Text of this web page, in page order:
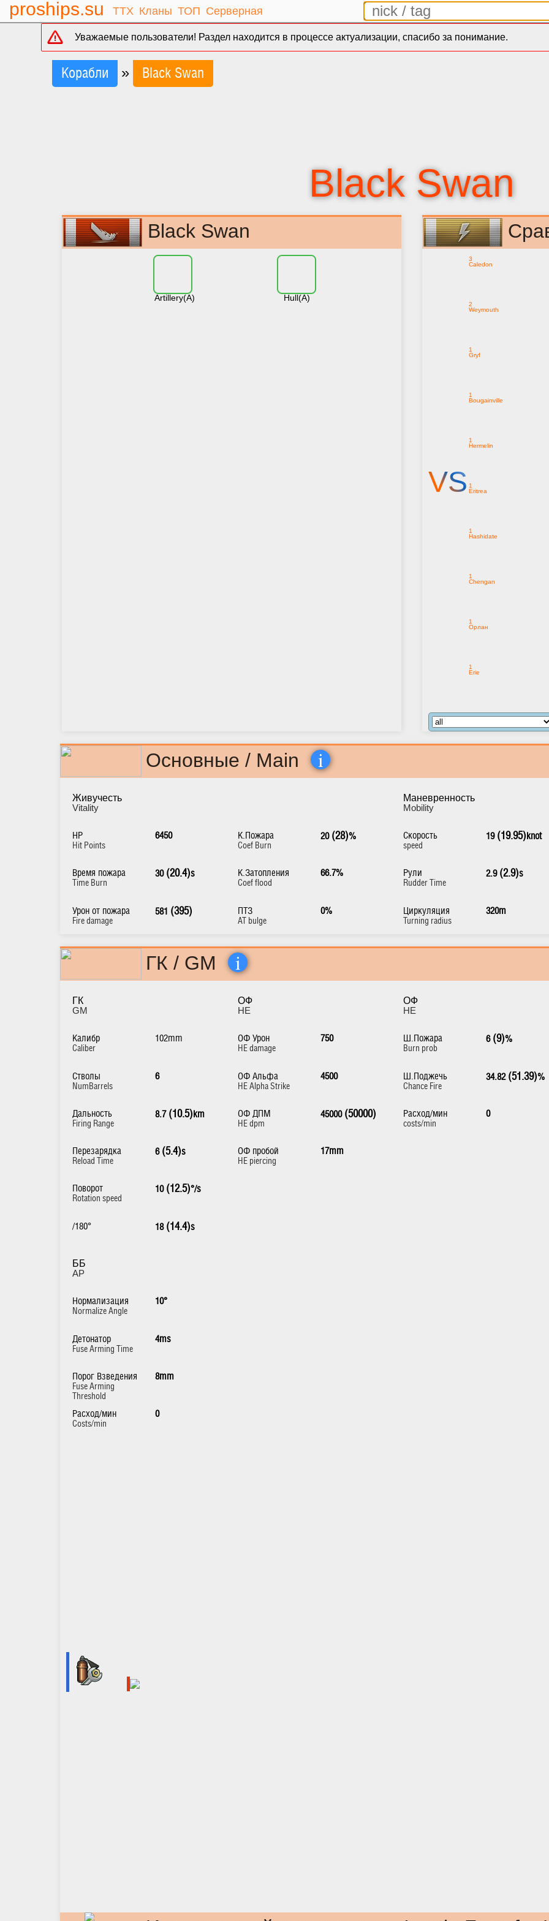
proships.su ТТХ Кланы ТОП Серверная
Уважаемые пользователи! Раздел находится в процессе актуализации, спасибо за понимание.
Корабли » Black Swan
Black Swan
Black Swan
Artillery(A) Hull(A)
VS
3
Caledon
2
Weymouth
1
Gryf
1
Bougainville
1
Hermelin
1
Eritrea
1
Hashidate
1
Chengan
1
Орлан
1
Erie
Основные / Main i
Живучесть
Vitality
HP
Hit Points
6450
Время пожара
Time Burn
30 (20.4)s
Урон от пожара
Fire damage
581 (395)
К.Пожара
Coef Burn
20 (28)%
К.Затопления
Coef flood
66.7%
ПТЗ
AT bulge
0%
Маневренность
Мobility
Скорость
speed
19 (19.95) knot
Рули
Rudder Time
2.9 (2.9)s
Циркуляция
Turning radius
320m
ГК / GM i
ГК
GM
Калибр
Caliber
102mm
Стволы
NumBarrels
6
Дальность
Firing Range
8.7 (10.5) km
Перезарядка
Reload Time
6 (5.4)s
Поворот
Rotation speed
10 (12.5)°/s
/180° 18 (14.4)s
ОФ
HE
ОФ Урон
HE damage
750
ОФ Альфа
HE Alpha Strike
4500
ОФ ДПМ
HE dpm
45000 (50000)
ОФ пробой
HE piercing
17mm
ОФ
HE
Ш.Пожара
Burn prob
6 (9)%
Ш.Поджечь
Chance Fire
34.82 (51.39)%
Расход/мин
costs/min
0
ББ
AP
Нормализация
Normalize Angle
10°
Детонатор
Fuse Arming Time
4ms
Порог Взведения
Fuse Arming
Threshold
8mm
Расход/мин
Costs/min
0